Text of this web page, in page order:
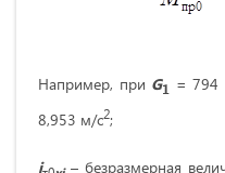
Например, при G1 = 794
8,953 м/с2;
i
– безразмерная